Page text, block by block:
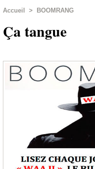
Accueil > BOOMRANG
Ça tangue